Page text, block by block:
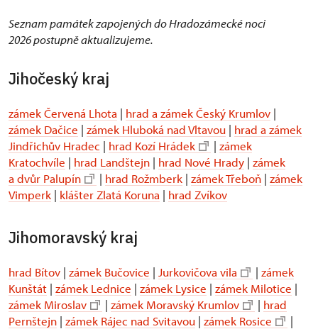
Seznam památek zapojených do Hradozámecké noci
2026 postupně aktualizujeme.
Jihočeský kraj
zámek Červená Lhota | hrad a zámek Český Krumlov |
zámek Dačice | zámek Hluboká nad Vltavou | hrad a zámek
Jindřichův Hradec | hrad Kozí Hrádek | zámek
Kratochvíle | hrad Landštejn | hrad Nové Hrady | zámek
a dvůr Palupín
| hrad Rožmberk | zámek Třeboň | zámek
Vimperk | klášter Zlatá Koruna | hrad Zvíkov
Jihomoravský kraj
hrad Bítov | zámek Bučovice | Jurkovičova vila | zámek
Kunštát | zámek Lednice | zámek Lysice | zámek Milotice |
zámek Miroslav
| zámek Moravský Krumlov | hrad
Pernštejn | zámek Rájec nad Svitavou | zámek Rosice |